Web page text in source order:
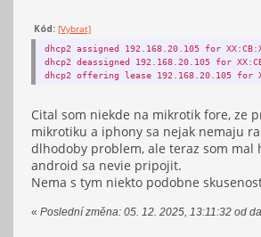
Kód: [Vybrat]
dhcp2 assigned 192.168.20.105 for
dhcp2 deassigned 192.168.20.105 for
dhcp2 offering lease 192.168.20.105 for
Cital som niekde na mikrotik fore, ze
mikrotiku a iphony sa nejak nemaju
dlhodoby problem, ale teraz som mal
android sa nevie pripojit.
Nema s tym niekto podobne
« Poslední změna: 05. 12. 2025, 13:11:32 od